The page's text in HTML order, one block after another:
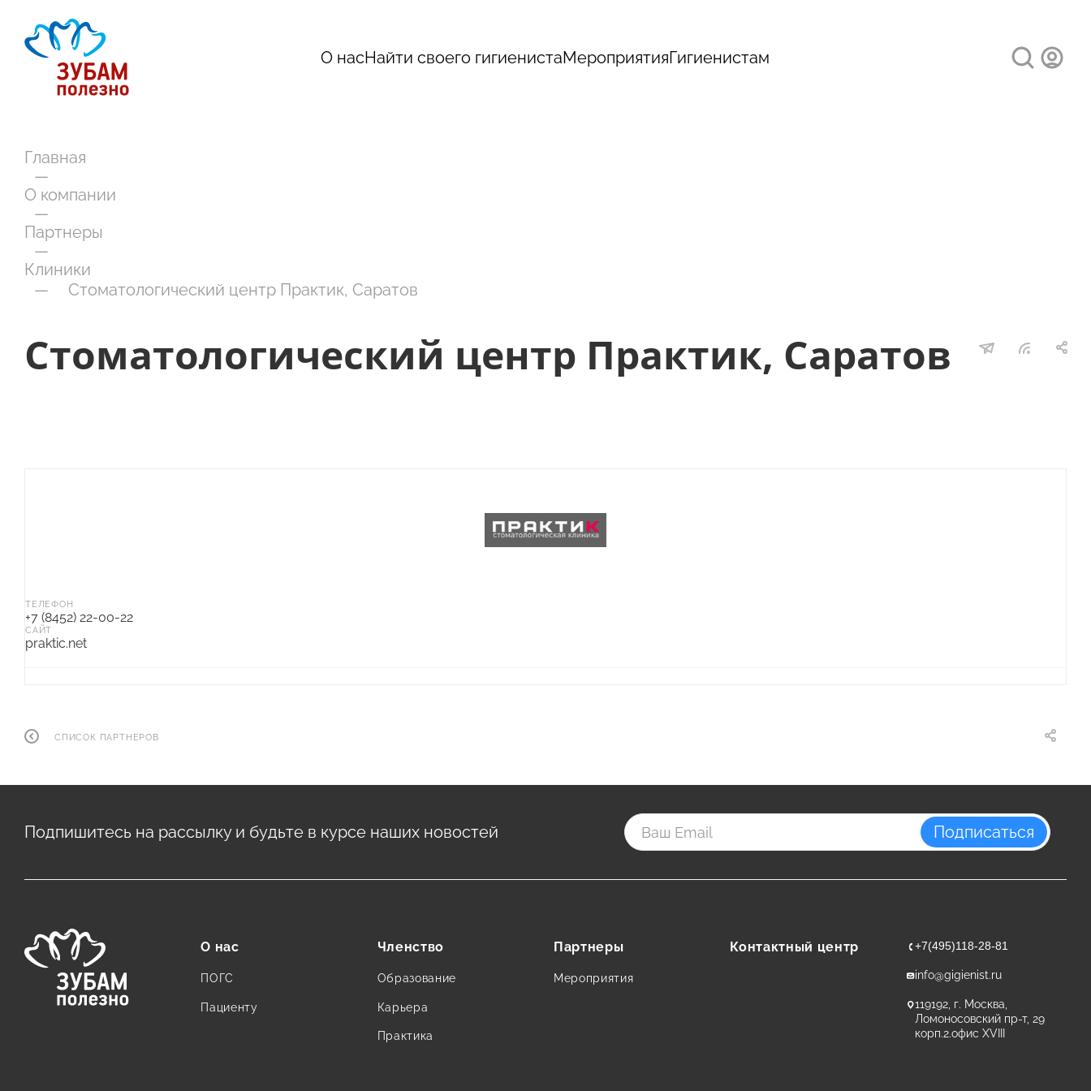
О насНайти своего гигиенистаМероприятияГигиенистам
Стоматологический центр Практик, Саратов
Главная
—
О компании
—
Партнеры
—
Клиники
—
Стоматологический центр Практик, Саратов
ТЕЛЕФОН
+7 (8452) 22-00-22
САЙТ
praktic.net
СПИСОК ПАРТНЕРОВ
Подпишитесь на рассылку и будьте в курсе наших новостей Подписаться
О нас
ПОГС
Пациенту
Членство
Образование
Карьера
Практика
Партнеры
Мероприятия
Контактный центр +7(495)118-28-81
info@gigienist.ru
119192, г. Москва,
Ломоносовский пр-т, 29
корп.2.офис XVIII